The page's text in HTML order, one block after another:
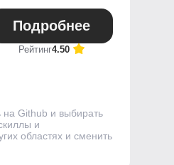
Подробнее
Рейтинг4.50
на Github и выбирать
и
областях и сменить